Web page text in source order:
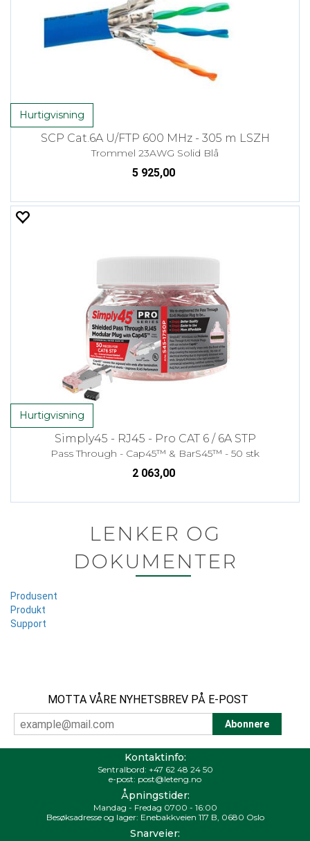
Hurtigvisning
SCP Cat.6A U/FTP 600 MHz - 305 m LSZH
Trommel 23AWG Solid Blå
5 925,00
Hurtigvisning
Simply45 - RJ45 - Pro CAT 6 / 6A STP
Pass Through - Cap45™ & BarS45™ - 50 stk
2 063,00
LENKER OG
DOKUMENTER
Produsent
Produkt
Support
MOTTA VÅRE NYHETSBREV PÅ E-POST
Kontaktinfo:
Sentralbord: +47 62 48 24 50
e-post: post@leteng.no
Åpningstider:
Mandag - Fredag 0700 - 16:00
Besøksadresse og lager: Enebakkveien 117 B, 0680 Oslo
Snarveier: